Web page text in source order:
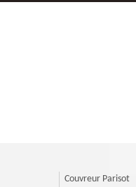
Couvreur Parisot